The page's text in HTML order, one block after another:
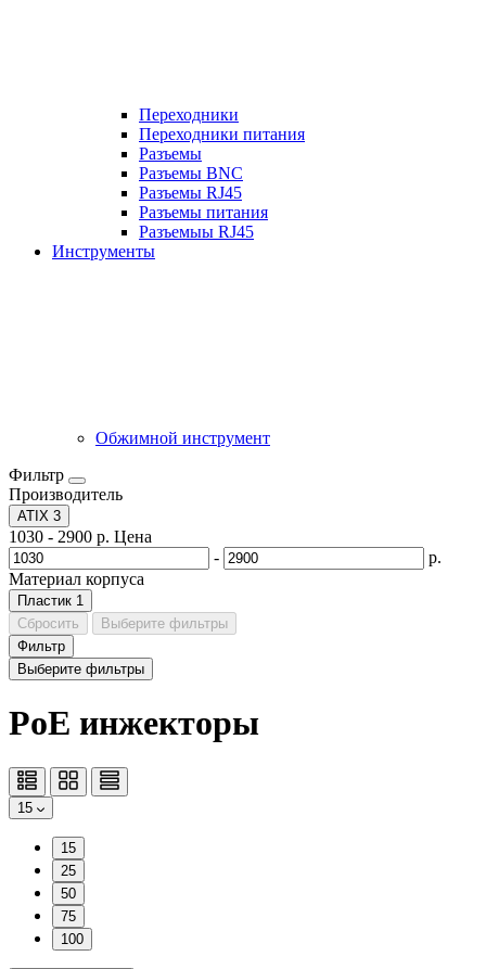
Переходники
Переходники питания
Разъемы
Разъемы BNC
Разъемы RJ45
Разъемы питания
Разъемыы RJ45
Инструменты
Обжимной инструмент
Фильтр
Производитель
ATIX 3
1030 - 2900 р. Цена
-
р.
Материал корпуса
Пластик 1
Сбросить
Выберите фильтры
Фильтр
Выберите фильтры
PoE инжекторы
15
15
25
50
75
100